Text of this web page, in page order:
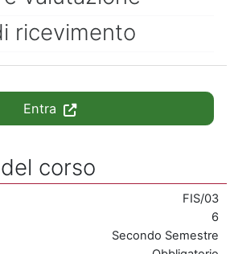
ricevimento
Entra
corso
FIS/03
6
Secondo Semestre